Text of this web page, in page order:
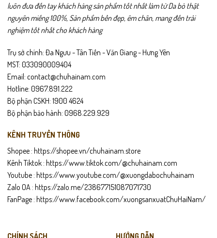
luôn đưa đến tay khách hàng sản phẩm tốt nhất làm từ Da bò thật
nguyên miếng 100%, Sản phẩm bền đẹp, êm chân, mang đến trải
nghiệm tốt nhất cho khách hàng
Trụ sở chính: Đa Ngưu - Tân Tiến - Văn Giang - Hưng Yên
MST: 033090009404
Email: contact@chuhainam.com
Hotline: 0967.891.222
Bộ phận CSKH: 1900 4624
Bộ phận bảo hành: 0968.229.929
KÊNH TRUYỀN THÔNG
Shopee : https://shopee.vn/chuhainam.store
Kênh Tiktok : https://www.tiktok.com/@chuhainam.com
Youtube : https://www.youtube.com/@xuongdabochuhainam
Zalo OA : https://zalo.me/238677151087071730
FanPage : https://www.facebook.com/xuongsanxuatChuHaiNam/